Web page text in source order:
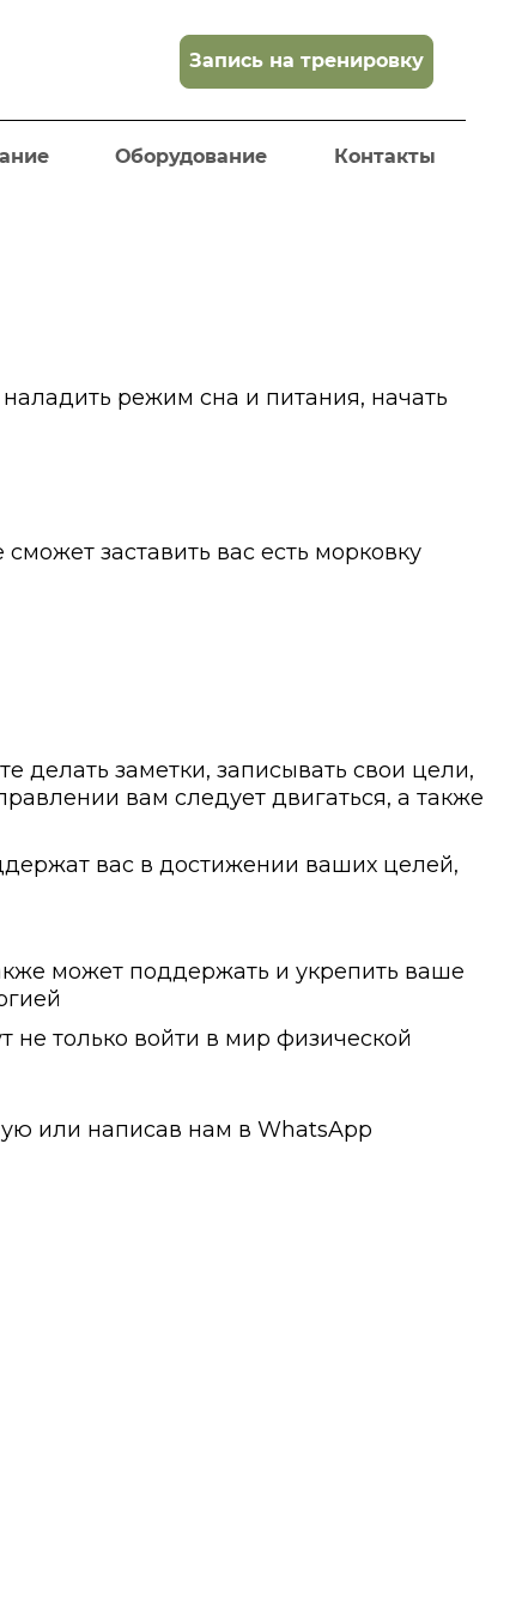
Запись на тренировку
Оборудование Контакты
режим сна и питания, начать
заставить вас есть морковку
делать заметки, записывать свои цели,
вам следует двигаться, а также
вас в достижении ваших целей,
может поддержать и укрепить ваше
только войти в мир физической
или написав нам в WhatsApp